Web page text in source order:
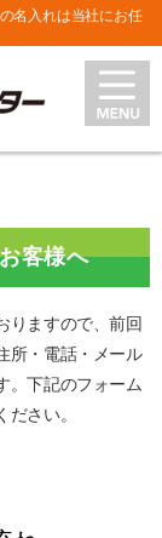
名入れは当社にお任
客様へ
りますので、前回
所・電話・メール
。下記のフォーム
さい。